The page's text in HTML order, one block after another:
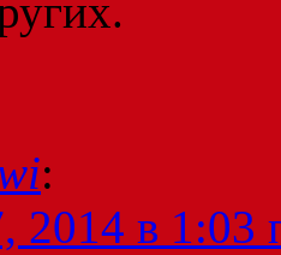
:
2014 в 1:03